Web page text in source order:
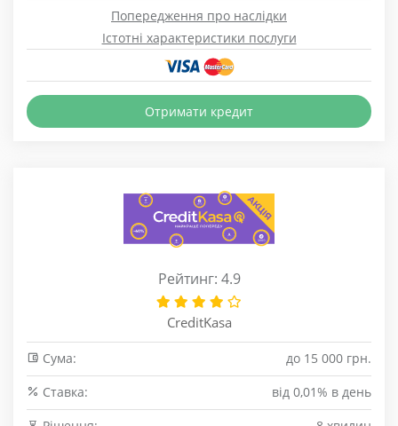
Попередження про наслідки
Істотні характеристики послуги
Отримати кредит
Рейтинг: 4.9
CreditKasa
Сума:
до 15 000 грн.
Cтавка:
від 0,01% в день